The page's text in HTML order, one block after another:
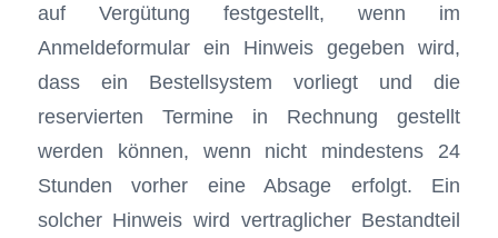
auf Vergütung festgestellt, wenn im
Anmeldeformular ein Hinweis gegeben wird,
dass ein Bestellsystem vorliegt und die
reservierten Termine in Rechnung gestellt
werden können, wenn nicht mindestens 24
Stunden vorher eine Absage erfolgt. Ein
solcher Hinweis wird vertraglicher Bestandteil